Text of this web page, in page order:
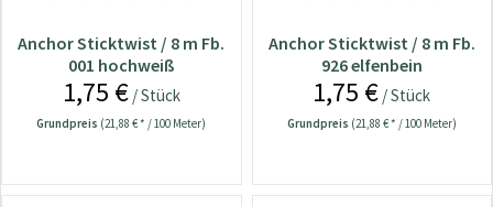
Anchor Sticktwist / 8 m Fb.
001 hochweiß
1,75 €/ Stück
Grundpreis (21,88 € * / 100 Meter)
Anchor Sticktwist / 8 m Fb.
926 elfenbein
1,75 € / Stück
Grundpreis (21,88 € * / 100 Meter)